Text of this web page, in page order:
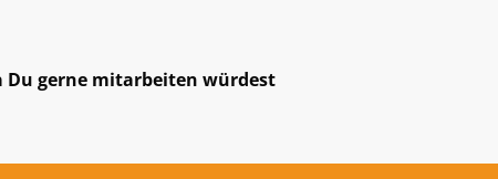
Du gerne mitarbeiten würdest